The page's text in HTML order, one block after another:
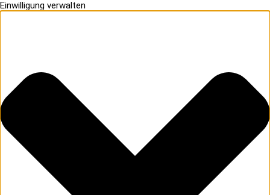
Einwilligung verwalten